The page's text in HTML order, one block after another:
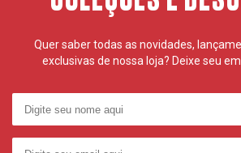
Quer saber todas as novidades,
exclusivas de nossa loja? Deixe seu